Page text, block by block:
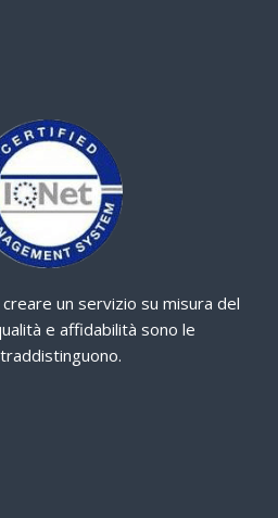
un servizio su misura del
e affidabilità sono le